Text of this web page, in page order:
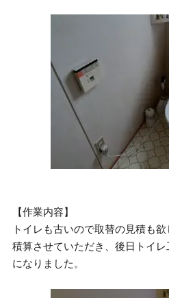
【作業内容】
トイレも古いので取替の見積も
積算させていただき、後日トイ
になりました。